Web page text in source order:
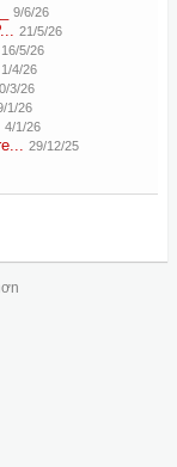
9/6/26
21/5/26
16/5/26
1/4/26
3/26
1/26
4/1/26
29/12/25